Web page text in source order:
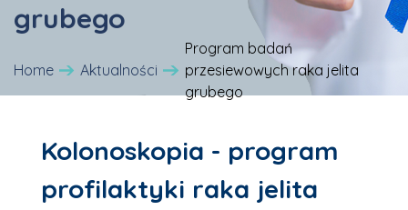
grubego
Home Aktualności
Program badań
przesiewowych raka jelita
grubego
Kolonoskopia - program
profilaktyki raka jelita